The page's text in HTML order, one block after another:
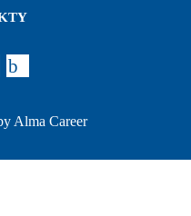
Alma Career